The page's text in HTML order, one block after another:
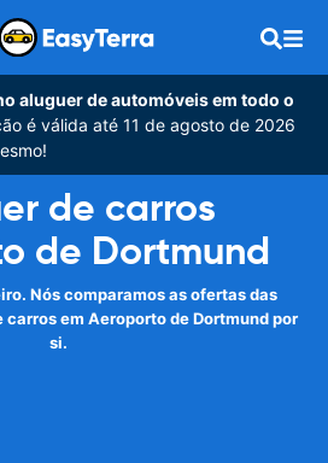
aluguer de automóveis em todo o
é válida até 11 de agosto de 2026
de carros
de Dortmund
Nós comparamos as ofertas das
carros em Aeroporto de Dortmund por
si.